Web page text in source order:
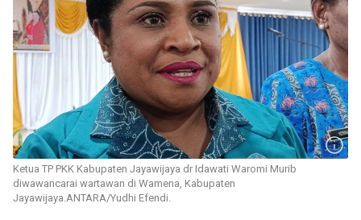
Ketua TP PKK Kabupaten Jayawijaya dr Idawati Waromi Murib
diwawancarai wartawan di Wamena, Kabupaten
Jayawijaya.ANTARA/Yudhi Efendi.